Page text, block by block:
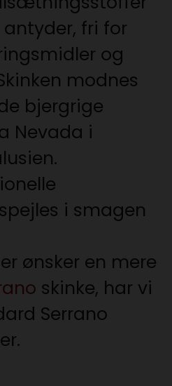
fri for
og
modnes
bjergrige
Nevada i
i smagen
ønsker en mere
skinke, har vi
Serrano